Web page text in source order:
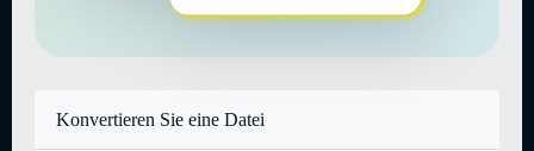
Konvertieren Sie eine Datei